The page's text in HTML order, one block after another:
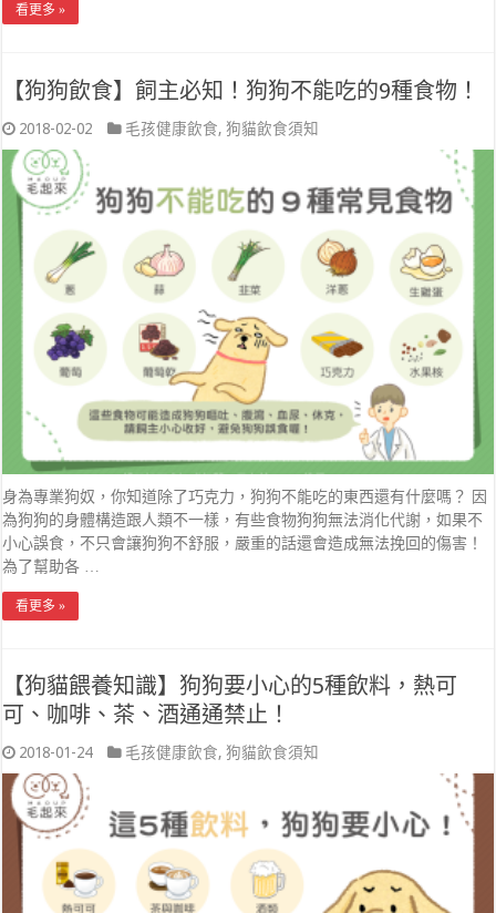
看更多 »
【狗狗飲食】飼主必知！狗狗不能吃的9種食物！
2018-02-02 毛孩健康飲食,狗貓飲食須知
身為專業狗奴，你知道除了巧克力，狗狗不能吃的東西還有什麼嗎？ 因
為狗狗的身體構造跟人類不一樣，有些食物狗狗無法消化代謝，如果不
小心誤食，不只會讓狗狗不舒服，嚴重的話還會造成無法挽回的傷害！
為了幫助各 …
看更多 »
【狗貓餵養知識】狗狗要小心的5種飲料，熱可
可、咖啡、茶、酒通通禁止！
2018-01-24 毛孩健康飲食,狗貓飲食須知